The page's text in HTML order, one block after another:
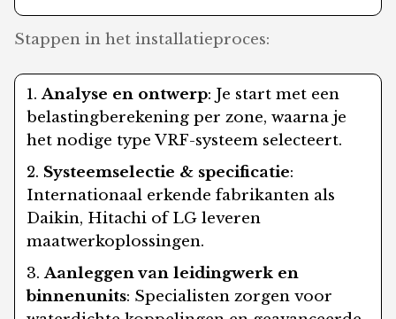
Stappen in het installatieproces:
Analyse en ontwerp: Je start met een
belastingberekening per zone, waarna je
het nodige type VRF-systeem selecteert.
Systeemselectie & specificatie:
Internationaal erkende fabrikanten als
Daikin, Hitachi of LG leveren
maatwerkoplossingen.
Aanleggen van leidingwerk en
binnenunits: Specialisten zorgen voor